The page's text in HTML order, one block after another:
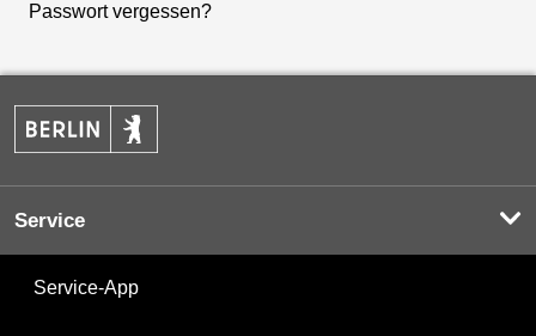
Passwort vergessen?
Service
Service-App